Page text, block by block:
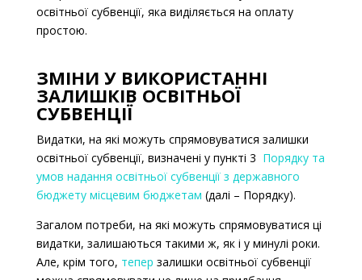
освітньої субвенції, яка виділяється на оплату
простою.
ЗМІНИ У ВИКОРИСТАННІ
ЗАЛИШКІВ ОСВІТНЬОЇ
СУБВЕНЦІЇ
Видатки, на які можуть спрямовуватися залишки
освітньої субвенції, визначені у пункті 3 Порядку та
умов надання освітньої субвенції з державного
бюджету місцевим бюджетам (далі – Порядку).
Загалом потреби, на які можуть спрямовуватися ці
видатки, залишаються такими ж, як і у минулі роки.
Але, крім того, тепер залишки освітньої субвенції